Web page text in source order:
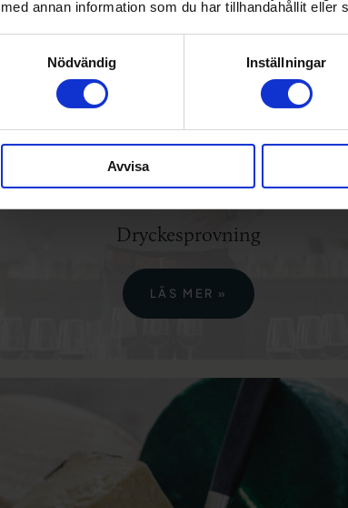
med annan information som du har tillhandahållit
Nödvändig
Inställningar
Avvisa
Dryckesprovning
LÄS MER »